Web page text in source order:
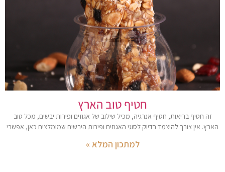
חטיף טוב הארץ
זה חטיף בריאות, חטיף אנרגיה, מכיל שילוב של אגוזים ופירות יבשים, מכל טוב
הארץ. אין צורך להיצמד בדיוק לסוגי האגוזים ופירות היבשים שמומלצים כאן, אפשרי
למתכון המלא »